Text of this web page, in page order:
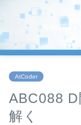
AtCoder
ABC088
解く